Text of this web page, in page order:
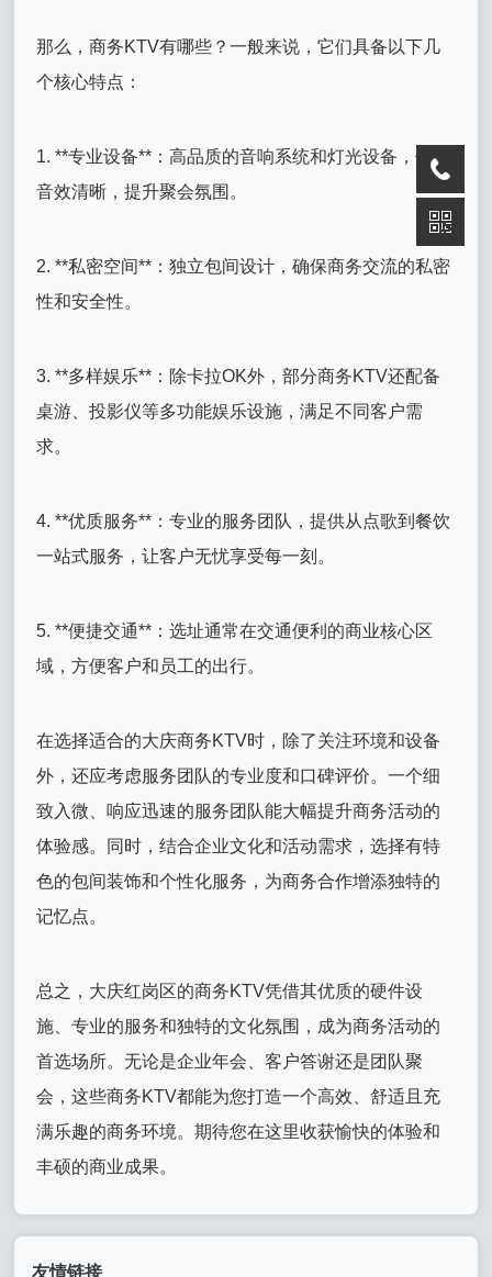
那么，商务KTV有哪些？一般来说，它们具备以下几
个核心特点：
1. **专业设备**：高品质的音响系统和灯光设备，保证
音效清晰，提升聚会氛围。
2. **私密空间**：独立包间设计，确保商务交流的私密
性和安全性。
3. **多样娱乐**：除卡拉OK外，部分商务KTV还配备
桌游、投影仪等多功能娱乐设施，满足不同客户需
求。
4. **优质服务**：专业的服务团队，提供从点歌到餐饮
一站式服务，让客户无忧享受每一刻。
5. **便捷交通**：选址通常在交通便利的商业核心区
域，方便客户和员工的出行。
在选择适合的大庆商务KTV时，除了关注环境和设备
外，还应考虑服务团队的专业度和口碑评价。一个细
致入微、响应迅速的服务团队能大幅提升商务活动的
体验感。同时，结合企业文化和活动需求，选择有特
色的包间装饰和个性化服务，为商务合作增添独特的
记忆点。
总之，大庆红岗区的商务KTV凭借其优质的硬件设
施、专业的服务和独特的文化氛围，成为商务活动的
首选场所。无论是企业年会、客户答谢还是团队聚
会，这些商务KTV都能为您打造一个高效、舒适且充
满乐趣的商务环境。期待您在这里收获愉快的体验和
丰硕的商业成果。
友情链接